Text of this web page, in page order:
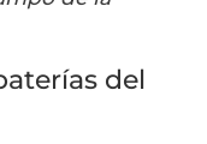
del